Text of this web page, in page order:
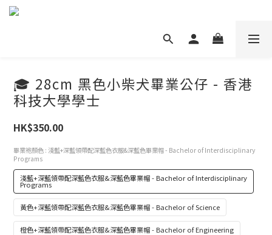
🎓 28cm 黑色小柴犬畢業公仔 - 香港
科技大學學士
HK$350.00
畢業袍顏色 : 淺藍+深藍領帶配深藍色衣服&深藍色畢業帽 - Bachelor of Interdisciplinary
Programs
淺藍+深藍領帶配深藍色衣服&深藍色畢業帽 - Bachelor of Interdisciplinary
Programs
黃色+深藍領帶配深藍色衣服&深藍色畢業帽 - Bachelor of Science
橙色+深藍領帶配深藍色衣服&深藍色畢業帽 - Bachelor of Engineering